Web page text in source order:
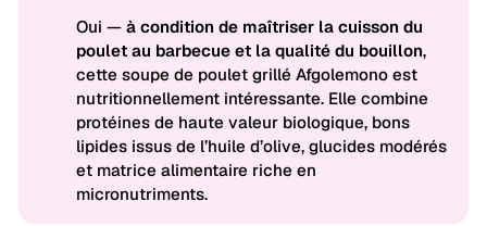
Oui — à condition de maîtriser la cuisson du
poulet au barbecue et la qualité du bouillon,
cette soupe de poulet grillé Afgolemono est
nutritionnellement intéressante. Elle combine
protéines de haute valeur biologique, bons
lipides issus de l’huile d’olive, glucides modérés
et matrice alimentaire riche en
micronutriments.